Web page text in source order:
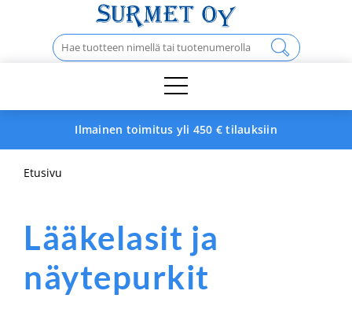
Haku:
Ilmainen toimitus yli 450 € tilauksiin
Etusivu
Lääkelasit ja
näytepurkit